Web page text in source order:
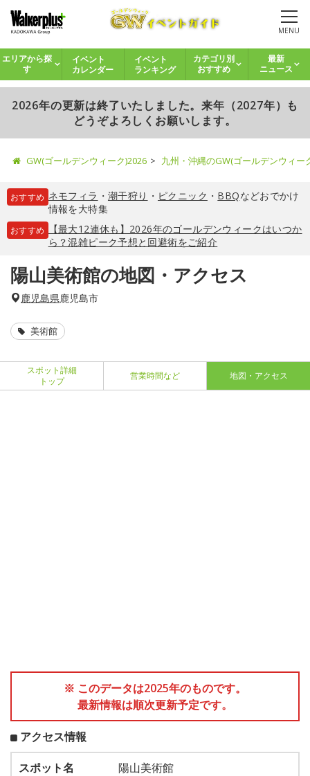
MENU
エリアから探
す
イベント
カレンダー
イベント
ランキング
カテゴリ別
おすすめ
最新
ニュース
2026年の更新は終了いたしました。来年（2027年）も
どうぞよろしくお願いします。
GW(ゴールデンウィーク)2026 九州・沖縄のGW(ゴールデンウィ
おすすめ ネモフィラ ・ 潮干狩り ・ ピクニック ・ BBQなどおでかけ
情報を大特集
おすすめ
【最大12連休も】2026年のゴールデンウィークはいつか
ら？混雑ピーク予想と回避術をご紹介
陽山美術館の地図・アクセス
鹿児島県鹿児島市
美術館
スポット詳細
トップ
営業時間など 地図・アクセス
※ このデータは2025年のものです。
最新情報は順次更新予定です。
アクセス情報
スポット名
陽山美術館